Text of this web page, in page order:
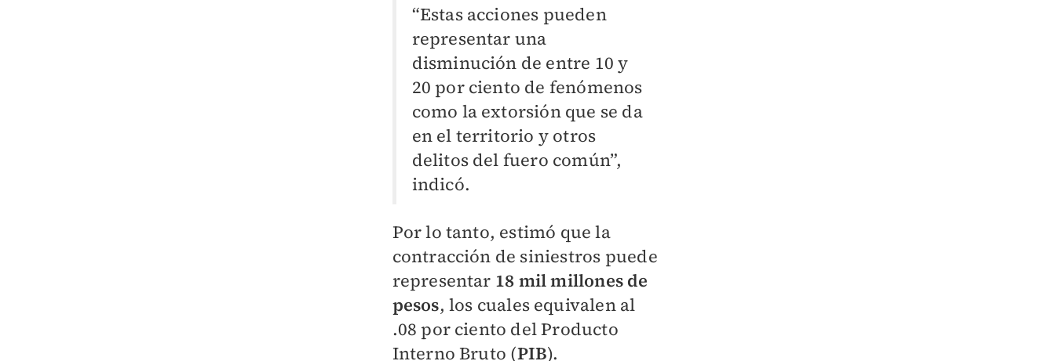
“Estas acciones pueden
representar una
disminución de entre 10 y
20 por ciento de fenómenos
como la extorsión que se da
en el territorio y otros
delitos del fuero común”,
indicó.
Por lo tanto, estimó que la
contracción de siniestros puede
representar 18 mil millones de
pesos, los cuales equivalen al
.08 por ciento del Producto
Interno Bruto (PIB).